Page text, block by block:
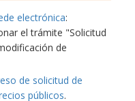
electrónica:
el trámite "Solicitud
de
de solicitud de
públicos.